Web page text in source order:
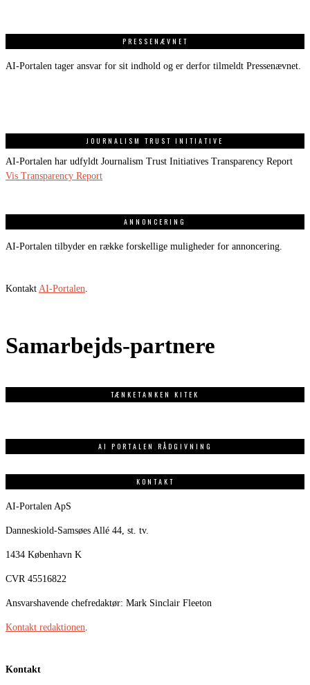
PRESSENÆVNET
AI-Portalen tager ansvar for sit indhold og er derfor tilmeldt Pressenævnet.
JOURNALISM TRUST INITIATIVE
AI-Portalen har udfyldt Journalism Trust Initiatives Transparency Report
Vis Transparency Report
ANNONCERING
AI-Portalen tilbyder en række forskellige muligheder for annoncering.
Kontakt AI-Portalen
Samarbejds-partnere
TÆNKETANKEN KITEK
AI PORTALEN RÅDGIVNING
KONTAKT
AI-Portalen ApS
Danneskiold-Samsøes Allé 44, st. tv.
1434 København K
CVR 45516822
Ansvarshavende chefredaktør: Mark Sinclair Fleeton
Kontakt redaktionen
Kontakt